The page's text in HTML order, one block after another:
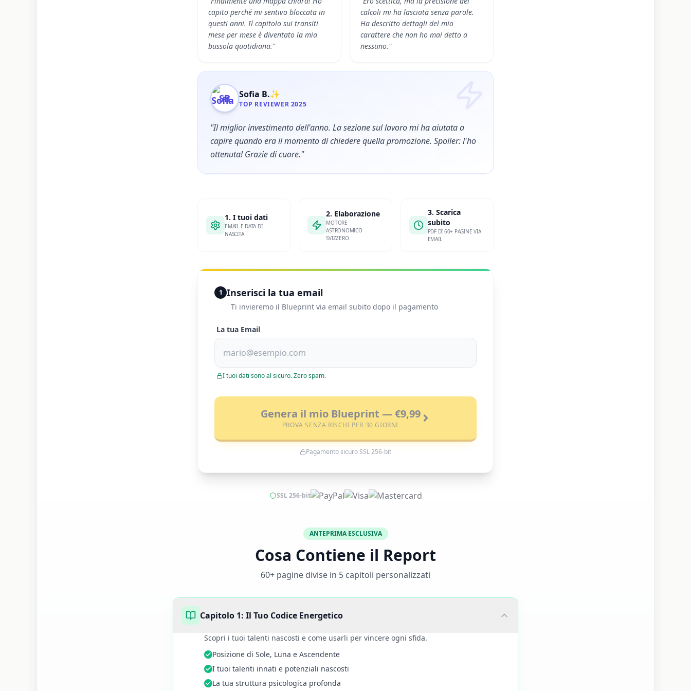
capito perché mi sentivo bloccata in
questi anni. Il capitolo sui transiti
mese per mese è diventato la mia
bussola quotidiana."
calcoli mi ha lasciata senza parole.
Ha descritto dettagli del mio
carattere che non ho mai detto a
nessuno."
SB Sofia B.✨
TOP REVIEWER 2025
"Il miglior investimento dell'anno. La sezione sul lavoro mi ha aiutata a
capire quando era il momento di chiedere quella promozione. Spoiler: l'ho
ottenuta! Grazie di cuore."
1. I tuoi dati
EMAIL E DATA DI
NASCITA
2. Elaborazione
MOTORE
ASTRONOMICO
SVIZZERO
3. Scarica
subito
PDF DI 60+ PAGINE VIA
EMAIL
1 Inserisci la tua email
Ti invieremo il Blueprint via email subito dopo il pagamento
La tua Email
I tuoi dati sono al sicuro. Zero spam.
Genera il mio Blueprint — €9,99
PROVA SENZA RISCHI PER 30 GIORNI
Pagamento sicuro SSL 256-bit
SSL 256-bit
ANTEPRIMA ESCLUSIVA
Cosa Contiene il Report
60+ pagine divise in 5 capitoli personalizzati
Capitolo 1: Il Tuo Codice Energetico
Scopri i tuoi talenti nascosti e come usarli per vincere ogni sfida.
Posizione di Sole, Luna e Ascendente
I tuoi talenti innati e potenziali nascosti
La tua struttura psicologica profonda